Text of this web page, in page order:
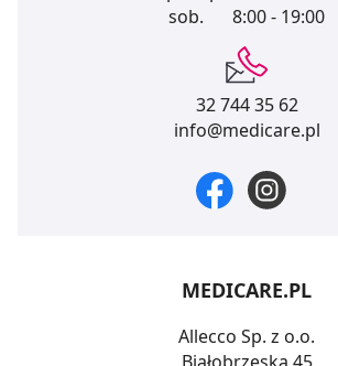
sob.
8:00 - 19:00
32 744 35 62
info@medicare.pl
MEDICARE.PL
Allecco Sp. z o.o.